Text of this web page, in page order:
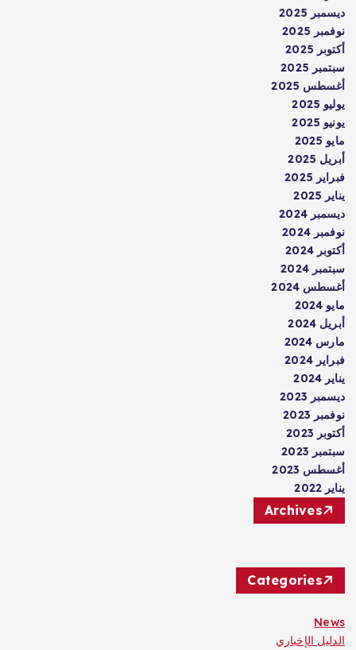
ديسمبر 2025
نوفمبر 2025
أكتوبر 2025
سبتمبر 2025
أغسطس 2025
يوليو 2025
يونيو 2025
مايو 2025
أبريل 2025
فبراير 2025
يناير 2025
ديسمبر 2024
نوفمبر 2024
أكتوبر 2024
سبتمبر 2024
أغسطس 2024
مايو 2024
أبريل 2024
مارس 2024
فبراير 2024
يناير 2024
ديسمبر 2023
نوفمبر 2023
أكتوبر 2023
سبتمبر 2023
أغسطس 2023
يناير 2022
Archives
Categories
News
الدليل الإخباري